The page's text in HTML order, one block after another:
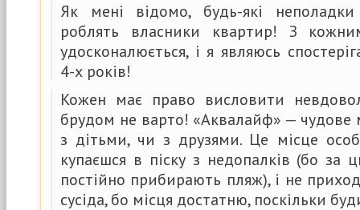
Як мені відомо, будь-які
роблять власники квартир! З
удосконалюється, і я являюсь
4-х років!
Кожен має право висловити
брудом не варто! «Аквалайф» — чудове
з дітьми, чи з друзями. Це місце
купаєшся в піску з недопалків (бо за
постійно прибирають пляж), і не
сусіда, бо місця достатню, поскільки